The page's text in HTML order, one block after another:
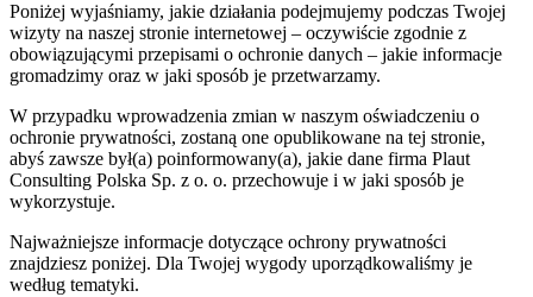
Poniżej wyjaśniamy, jakie działania podejmujemy podczas Twojej
wizyty na naszej stronie internetowej – oczywiście zgodnie z
obowiązującymi przepisami o ochronie danych – jakie informacje
gromadzimy oraz w jaki sposób je przetwarzamy.
W przypadku wprowadzenia zmian w naszym oświadczeniu o
ochronie prywatności, zostaną one opublikowane na tej stronie,
abyś zawsze był(a) poinformowany(a), jakie dane firma Plaut
Consulting Polska Sp. z o. o. przechowuje i w jaki sposób je
wykorzystuje.
Najważniejsze informacje dotyczące ochrony prywatności
znajdziesz poniżej. Dla Twojej wygody uporządkowaliśmy je
według tematyki.